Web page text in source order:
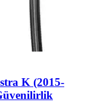
K (2015-